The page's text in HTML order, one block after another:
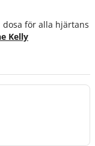
för alla hjärtans
Kelly